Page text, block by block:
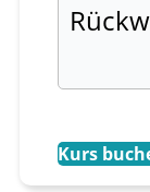
Kurs